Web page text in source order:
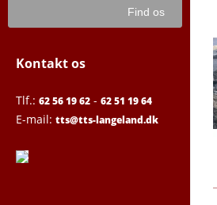
Find os
Kontakt os
Tlf.: 62 56 19 62 - 62 51 19 64
E-mail: tts@tts-langeland.dk